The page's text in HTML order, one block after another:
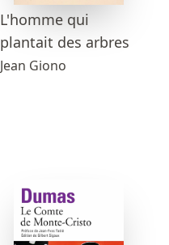
L'homme qui
plantait des arbres
Jean Giono